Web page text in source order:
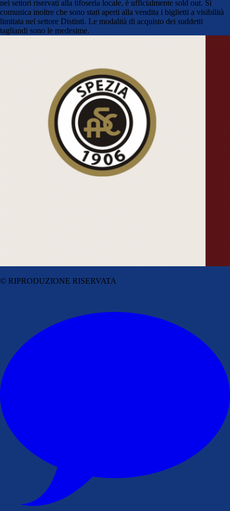
nei settori riservati alla tifoseria locale, è ufficialmente sold out. Si
comunica inoltre che sono stati aperti alla vendita i biglietti a visibilità
limitata nel settore Distinti. Le modalità di acquisto dei suddetti
tagliandi sono le medesime.
© RIPRODUZIONE RISERVATA